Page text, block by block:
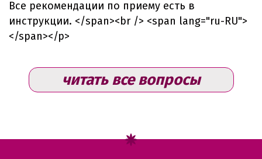
Все рекомендации по приему есть в
инструкции. </span><br /> <span lang="ru-RU">
</span></p>
читать все вопросы